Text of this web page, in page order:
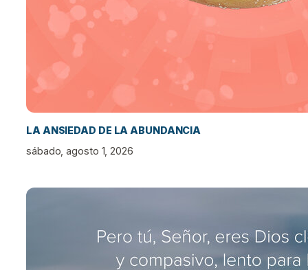
LA ANSIEDAD DE LA ABUNDANCIA
sábado, agosto 1, 2026